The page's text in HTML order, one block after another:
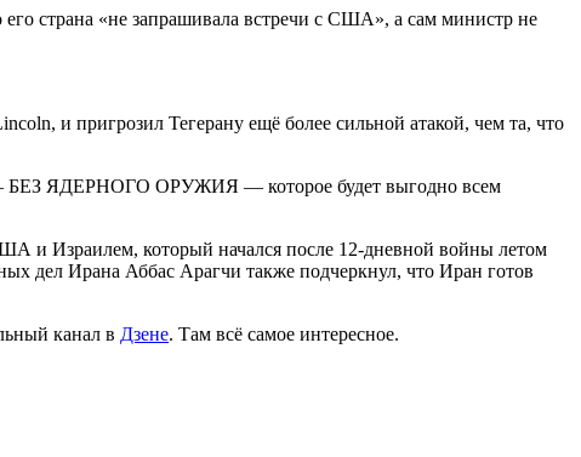
страна «не запрашивала встречи с США», а сам министр не
и пригрозил Тегерану ещё более сильной атакой, чем та, что
— БЕЗ ЯДЕРНОГО ОРУЖИЯ — которое будет выгодно всем
и Израилем, который начался после 12-дневной войны летом
дел Ирана Аббас Арагчи также подчеркнул, что Иран готов
канал в Дзене. Там всё самое интересное.